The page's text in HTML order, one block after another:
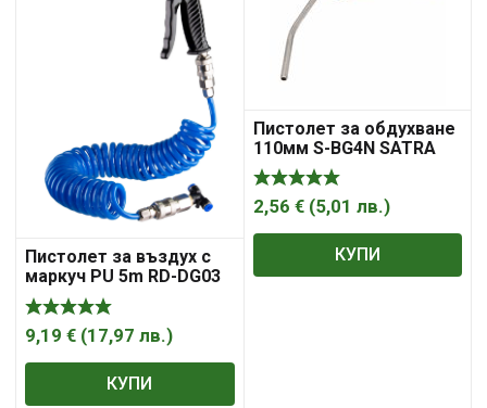
Пистолет за въздух с
маркуч PU 5m RD-DG03
9,19 € (17,97 лв.)
КУПИ
Пистолет за обдухване
110мм S-BG4N SATRA
2,56 € (5,01 лв.)
КУПИ